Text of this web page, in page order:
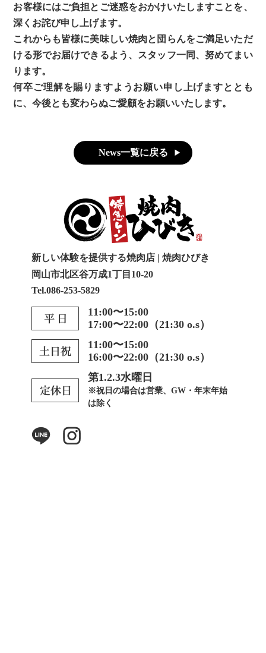
お客様にはご負担とご迷惑をおかけいたしますことを、
深くお詫び申し上げます。
これからも皆様に美味しい焼肉と団らんをご満足いただ
ける形でお届けできるよう、スタッフ一同、努めてまい
ります。
何卒ご理解を賜りますようお願い申し上げますととも
に、今後とも変わらぬご愛顧をお願いいたします。
News一覧に戻る
新しい体験を提供する焼肉店 | 焼肉ひびき
岡山市北区谷万成1丁目10-20
Tel.086-253-5829
11:00〜15:00
17:00〜22:00（21:30 o.s）
11:00〜15:00
16:00〜22:00（21:30 o.s）
第1.2.3水曜日
※祝日の場合は営業、GW・年末年始
は除く